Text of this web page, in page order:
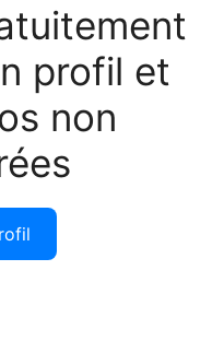
profil et
non